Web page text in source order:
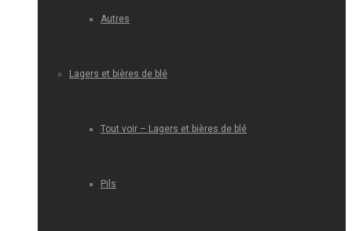
Autres
Lagers et bières de blé
Tout voir – Lagers et bières de blé
Pils